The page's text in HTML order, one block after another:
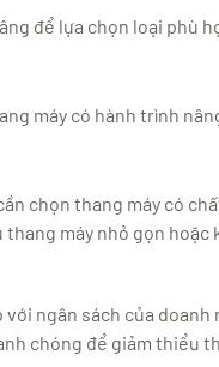
để lựa chọn loại phù
máy có hành trình
chọn thang máy có
máy nhỏ gọn hoặc
ngân sách của
chóng để giảm thiểu